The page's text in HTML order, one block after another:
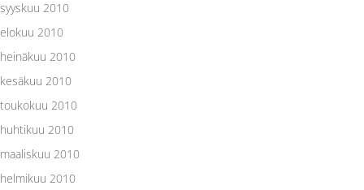
syyskuu 2010
elokuu 2010
heinäkuu 2010
kesäkuu 2010
toukokuu 2010
huhtikuu 2010
maaliskuu 2010
helmikuu 2010